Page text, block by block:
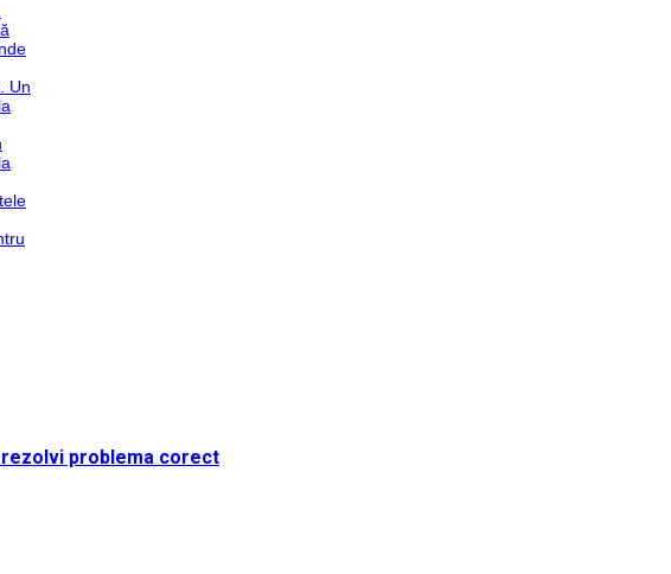
Un
rezolvi problema corect